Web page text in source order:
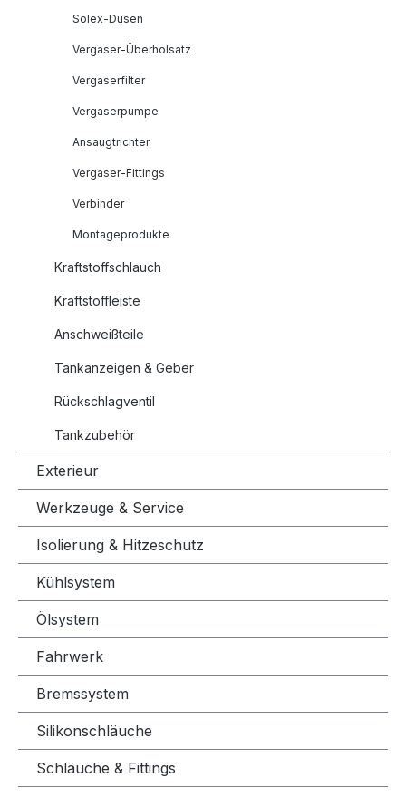
Solex-Düsen
Vergaser-Überholsatz
Vergaserfilter
Vergaserpumpe
Ansaugtrichter
Vergaser-Fittings
Verbinder
Montageprodukte
Kraftstoffschlauch
Kraftstoffleiste
Anschweißteile
Tankanzeigen & Geber
Rückschlagventil
Tankzubehör
Exterieur
Werkzeuge & Service
Isolierung & Hitzeschutz
Kühlsystem
Ölsystem
Fahrwerk
Bremssystem
Silikonschläuche
Schläuche & Fittings